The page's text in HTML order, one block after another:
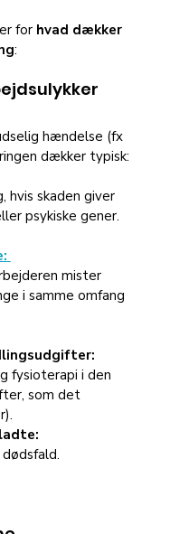
for hvad dækker
:
hændelse (fx
dækker typisk:
hvis skaden giver
psykiske gener.
mister
i samme omfang
fysioterapi i den
som det